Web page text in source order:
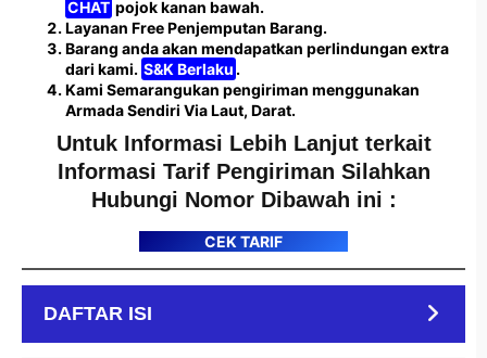
CHAT pojok kanan bawah.
Layanan Free Penjemputan Barang.
Barang anda akan mendapatkan perlindungan extra
dari kami. S&K Berlaku .
Kami Semarangukan pengiriman menggunakan
Armada Sendiri Via Laut, Darat.
Untuk Informasi Lebih Lanjut terkait
Informasi Tarif Pengiriman Silahkan
Hubungi Nomor Dibawah ini :
CEK TARIF
DAFTAR ISI